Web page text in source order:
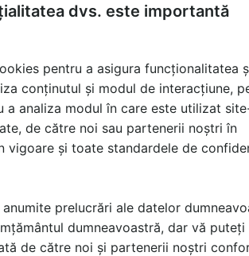
dvs. este importantă
pentru a asigura funcționalitatea
conținutul și modul de interacțiune,
analiza modul în care este utilizat
de către noi sau partenerii noștri în
vigoare și toate standardele de
prelucrări ale datelor
dumneavoastră, dar vă puteți
de către noi și partenerii noștri